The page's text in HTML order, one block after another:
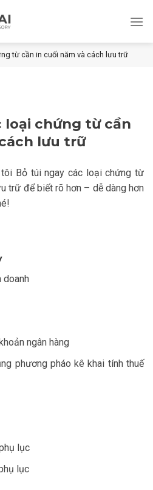
từ cần in cuối năm và cách lưu trữ
loại chứng từ cần
lưu trữ
tôi Bỏ túi ngay các loại chứng từ
trữ để biết rõ hơn – dễ dàng hơn
doanh
ngân hàng
phương pháo kê khai tính thuế
lục
lục